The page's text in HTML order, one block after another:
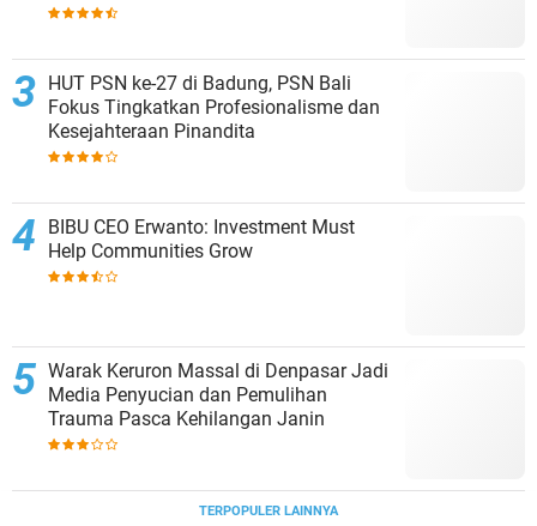
HUT PSN ke-27 di Badung, PSN Bali
Fokus Tingkatkan Profesionalisme dan
Kesejahteraan Pinandita
BIBU CEO Erwanto: Investment Must
Help Communities Grow
Warak Keruron Massal di Denpasar Jadi
Media Penyucian dan Pemulihan
Trauma Pasca Kehilangan Janin
TERPOPULER LAINNYA